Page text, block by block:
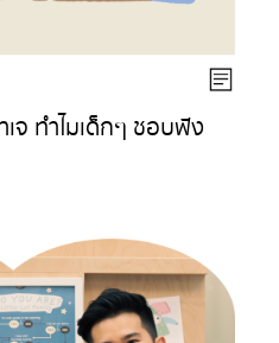
จ ทำไมเด็กๆ ชอบฟัง